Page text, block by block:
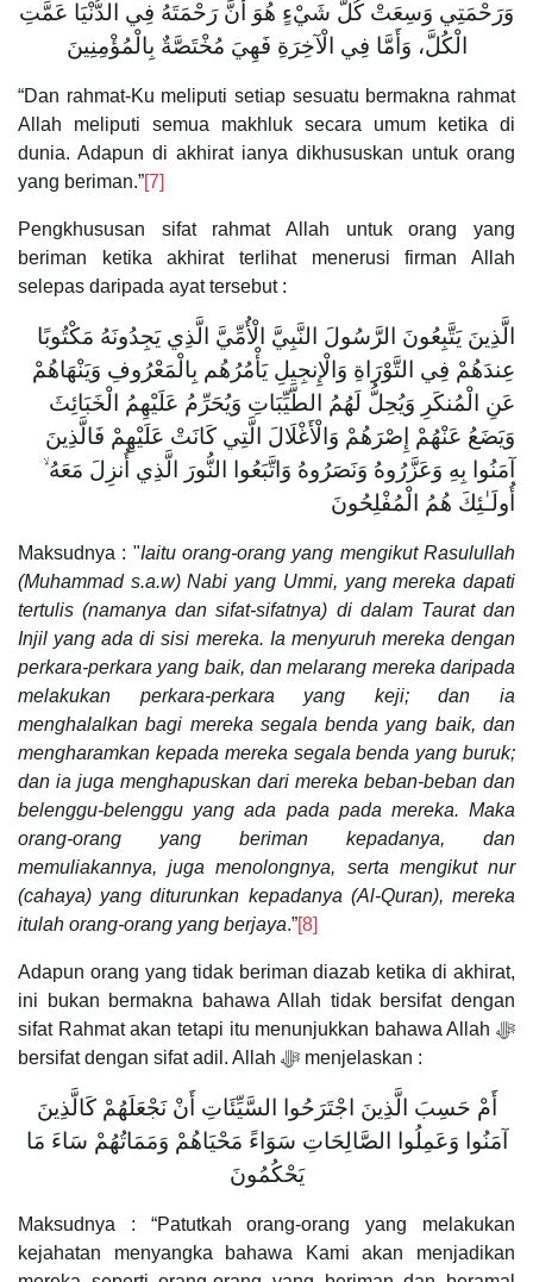
‌وَرَحْمَتِي ‌وَسِعَتْ ‌كُلَّ ‌شَيْءٍ هُوَ أَنَّ رَحْمَتَهُ فِي الدُّنْيَا عَمَّتِ
الْكُلَّ، وَأَمَّا فِي الْآخِرَةِ فَهِيَ مُخْتَصَّةٌ بِالْمُؤْمِنِينَ
“Dan rahmat-Ku meliputi setiap sesuatu bermakna rahmat
Allah meliputi semua makhluk secara umum ketika di
dunia. Adapun di akhirat ianya dikhususkan untuk orang
yang beriman.”[7]
Pengkhususan sifat rahmat Allah untuk orang yang
beriman ketika akhirat terlihat menerusi firman Allah
selepas daripada ayat tersebut :
الَّذِينَ يَتَّبِعُونَ الرَّسُولَ النَّبِيَّ الْأُمِّيَّ الَّذِي يَجِدُونَهُ مَكْتُوبًا
عِندَهُمْ فِي التَّوْرَاةِ وَالْإِنجِيلِ يَأْمُرُهُم بِالْمَعْرُوفِ وَيَنْهَاهُمْ
عَنِ الْمُنكَرِ وَيُحِلُّ لَهُمُ الطَّيِّبَاتِ وَيُحَرِّمُ عَلَيْهِمُ الْخَبَائِثَ
وَيَضَعُ عَنْهُمْ إِصْرَهُمْ وَالْأَغْلَالَ الَّتِي كَانَتْ عَلَيْهِمْ فَالَّذِينَ
آمَنُوا بِهِ وَعَزَّرُوهُ وَنَصَرُوهُ وَاتَّبَعُوا النُّورَ الَّذِي أُنزِلَ مَعَهُ ۙ
أُولَـٰئِكَ هُمُ الْمُفْلِحُونَ
Maksudnya : "Iaitu orang-orang yang mengikut Rasulullah
(Muhammad s.a.w) Nabi yang Ummi, yang mereka dapati
tertulis (namanya dan sifat-sifatnya) di dalam Taurat dan
Injil yang ada di sisi mereka. Ia menyuruh mereka dengan
perkara-perkara yang baik, dan melarang mereka daripada
melakukan perkara-perkara yang keji; dan ia
menghalalkan bagi mereka segala benda yang baik, dan
mengharamkan kepada mereka segala benda yang buruk;
dan ia juga menghapuskan dari mereka beban-beban dan
belenggu-belenggu yang ada pada pada mereka. Maka
orang-orang yang beriman kepadanya, dan
memuliakannya, juga menolongnya, serta mengikut nur
(cahaya) yang diturunkan kepadanya (Al-Quran), mereka
itulah orang-orang yang berjaya.”[8]
Adapun orang yang tidak beriman diazab ketika di akhirat,
ini bukan bermakna bahawa Allah tidak bersifat dengan
sifat Rahmat akan tetapi itu menunjukkan bahawa Allah ﷻ
bersifat dengan sifat adil. Allah ﷻ menjelaskan :
أَمْ حَسِبَ الَّذِينَ اجْتَرَحُوا السَّيِّئَاتِ أَنْ نَجْعَلَهُمْ كَالَّذِينَ
آمَنُوا وَعَمِلُوا الصَّالِحَاتِ سَوَاءً مَحْيَاهُمْ وَمَمَاتُهُمْ سَاءَ مَا
يَحْكُمُونَ
Maksudnya : “Patutkah orang-orang yang melakukan
kejahatan menyangka bahawa Kami akan menjadikan